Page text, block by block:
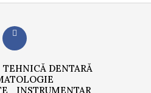
TEHNICĂ DENTARĂ
INSTRUMENTAR